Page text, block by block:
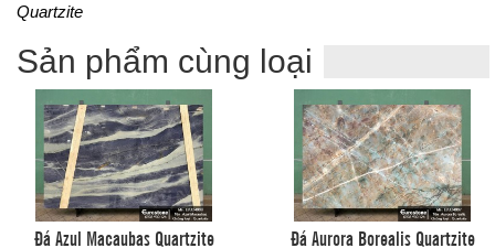
Quartzite
Sản phẩm cùng loại
Đá Azul Macaubas Quartzite Đá Aurora Borealis Quartzite